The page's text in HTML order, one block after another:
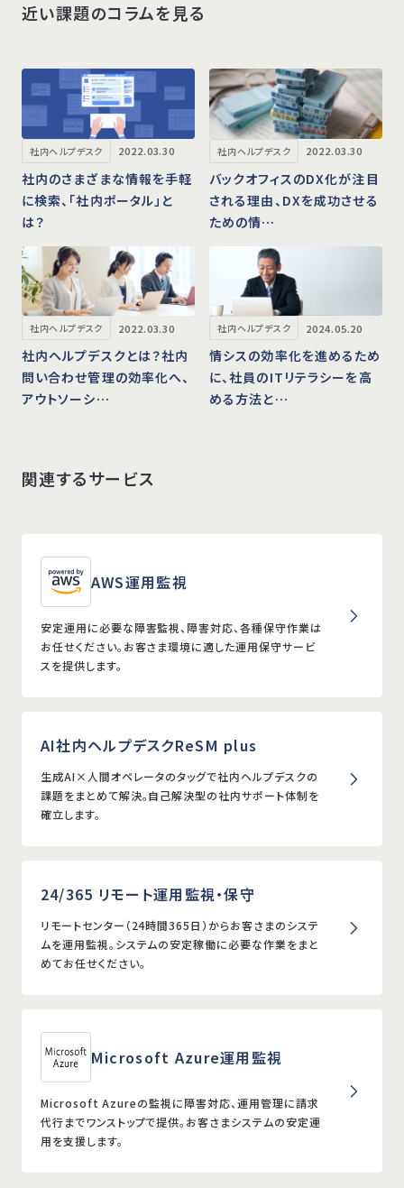
近い課題のコラムを見る
社内ヘルプデスク 2022.03.30
社内のさまざまな情報を手軽
に検索、「社内ポータル」と
は？
社内ヘルプデスク 2022.03.30
バックオフィスのDX化が注目
される理由、DXを成功させる
ための情…
社内ヘルプデスク 2022.03.30
社内ヘルプデスクとは？社内
問い合わせ管理の効率化へ、
アウトソーシ…
社内ヘルプデスク 2024.05.20
情シスの効率化を進めるため
に、社員のITリテラシーを高
める方法と…
関連するサービス
AWS運用監視
安定運用に必要な障害監視、障害対応、各種保守作業は
お任せください。お客さま環境に適した運用保守サービ
スを提供します。
AI社内ヘルプデスクReSM plus
生成AI×人間オペレータのタッグで社内ヘルプデスクの
課題をまとめて解決。自己解決型の社内サポート体制を
確立します。
24/365 リモート運用監視・保守
リモートセンター（24時間365日）からお客さまのシステ
ムを運用監視。システムの安定稼働に必要な作業をまと
めてお任せください。
Microsoft Azure運用監視
Microsoft Azureの監視に障害対応、運用管理に請求
代行までワンストップで提供。お客さまシステムの安定運
用を支援します。